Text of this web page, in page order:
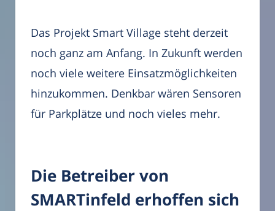
Das Projekt Smart Village steht derzeit
noch ganz am Anfang. In Zukunft werden
noch viele weitere Einsatzmöglichkeiten
hinzukommen. Denkbar wären Sensoren
für Parkplätze und noch vieles mehr.
Die Betreiber von
SMARTinfeld erhoffen sich